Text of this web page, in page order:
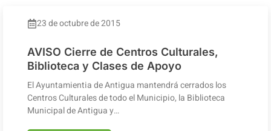
23 de octubre de 2015
AVISO Cierre de Centros Culturales,
Biblioteca y Clases de Apoyo
El Ayuntamientia de Antigua mantendrá cerrados los
Centros Culturales de todo el Municipio, la Biblioteca
Municipal de Antigua y…